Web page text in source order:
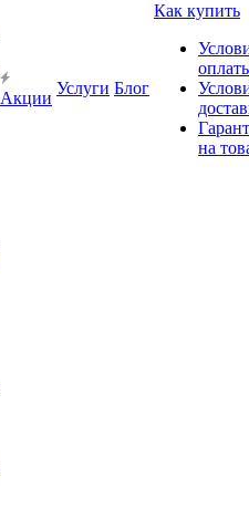
Акции
Услуги Блог
Как купить
на